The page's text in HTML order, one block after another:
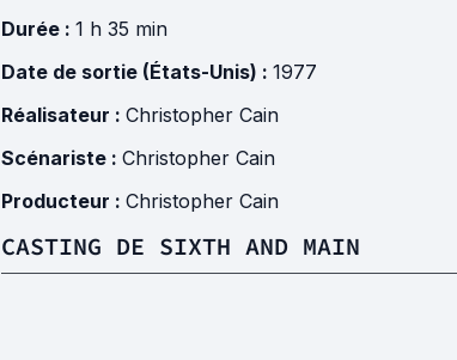
Durée : 1 h 35 min
Date de sortie (États-Unis) : 1977
Réalisateur : Christopher Cain
Scénariste : Christopher Cain
Producteur : Christopher Cain
CASTING DE SIXTH AND MAIN